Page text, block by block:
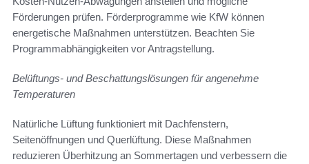
Förderungen prüfen. Förderprogramme wie KfW können
energetische Maßnahmen unterstützen. Beachten Sie
Programmabhängigkeiten vor Antragstellung.
Belüftungs- und Beschattungslösungen für angenehme
Temperaturen
Natürliche Lüftung funktioniert mit Dachfenstern,
Seitenöffnungen und Querlüftung. Diese Maßnahmen
reduzieren Überhitzung an Sommertagen und verbessern die